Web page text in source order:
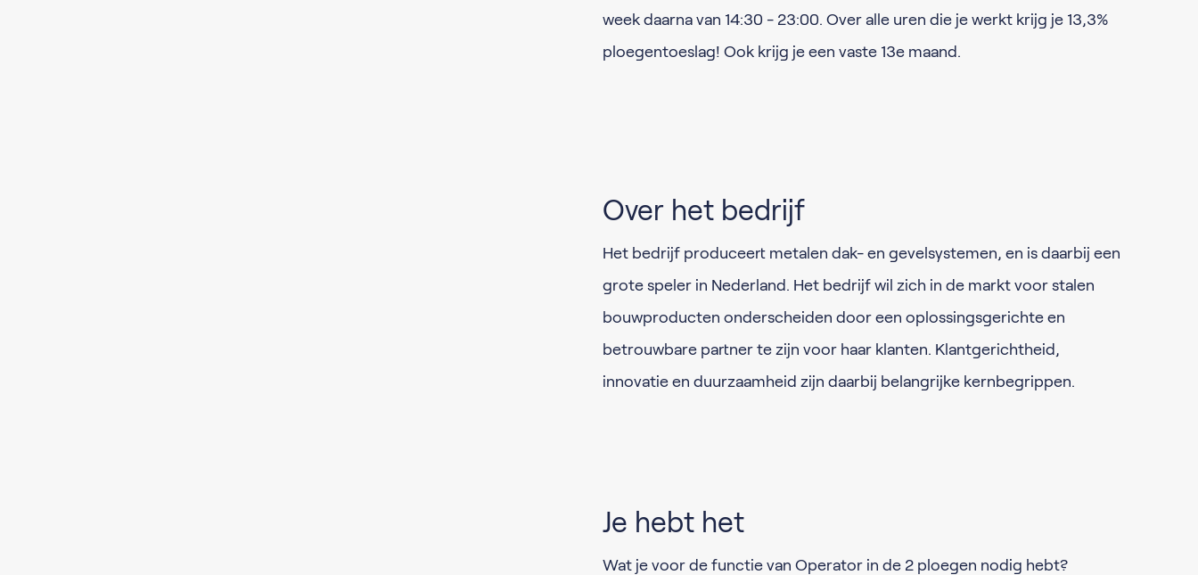
week daarna van 14:30 - 23:00. Over alle uren die je werkt krijg je 13,3%
ploegentoeslag! Ook krijg je een vaste 13e maand.
Over het bedrijf
Het bedrijf produceert metalen dak- en gevelsystemen, en is daarbij een
grote speler in Nederland. Het bedrijf wil zich in de markt voor stalen
bouwproducten onderscheiden door een oplossingsgerichte en
betrouwbare partner te zijn voor haar klanten. Klantgerichtheid,
innovatie en duurzaamheid zijn daarbij belangrijke kernbegrippen.
Je hebt het
Wat je voor de functie van Operator in de 2 ploegen nodig hebt?